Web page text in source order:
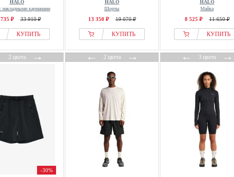
HALO
накладными карманами
₽ 33 910 ₽
КУПИТЬ
HALO
Шорты
13 350 ₽ 19 070 ₽
КУПИТЬ
HALO
Майка
8 525 ₽ 11 650 ₽
КУПИТЬ
2 цвета→
-30%
←2 цвета→ ←3 цвета→